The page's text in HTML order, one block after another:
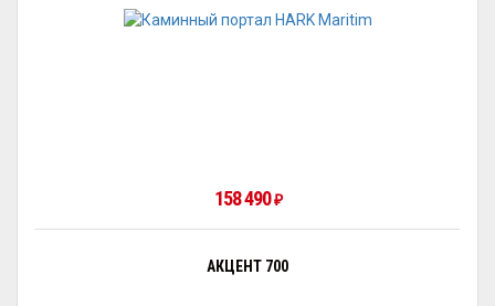
158 490₽
АКЦЕНТ 700